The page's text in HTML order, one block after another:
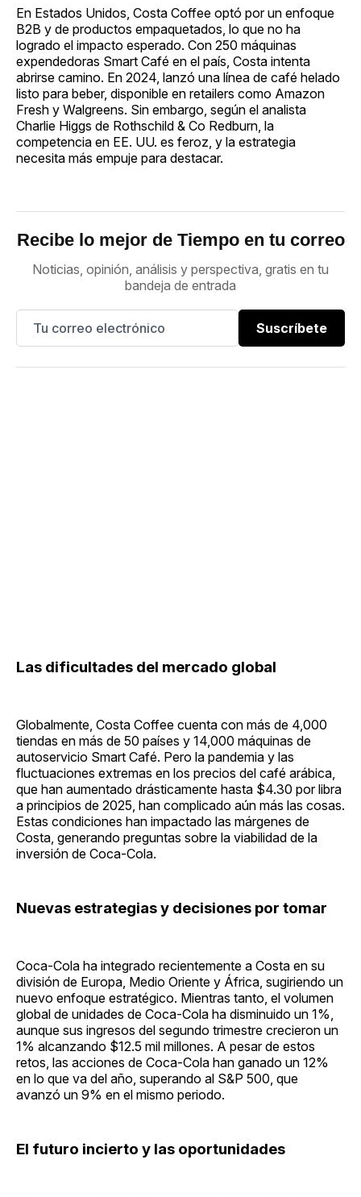
En Estados Unidos, Costa Coffee optó por un enfoque
B2B y de productos empaquetados, lo que no ha
logrado el impacto esperado. Con 250 máquinas
expendedoras Smart Café en el país, Costa intenta
abrirse camino. En 2024, lanzó una línea de café helado
listo para beber, disponible en retailers como Amazon
Fresh y Walgreens. Sin embargo, según el analista
Charlie Higgs de Rothschild & Co Redburn, la
competencia en EE. UU. es feroz, y la estrategia
necesita más empuje para destacar.
Recibe lo mejor de Tiempo en tu correo
Noticias, opinión, análisis y perspectiva, gratis en tu
bandeja de entrada
Suscríbete
Las dificultades del mercado global
Globalmente, Costa Coffee cuenta con más de 4,000
tiendas en más de 50 países y 14,000 máquinas de
autoservicio Smart Café. Pero la pandemia y las
fluctuaciones extremas en los precios del café arábica,
que han aumentado drásticamente hasta $4.30 por libra
a principios de 2025, han complicado aún más las cosas.
Estas condiciones han impactado las márgenes de
Costa, generando preguntas sobre la viabilidad de la
inversión de Coca-Cola.
Nuevas estrategias y decisiones por tomar
Coca-Cola ha integrado recientemente a Costa en su
división de Europa, Medio Oriente y África, sugiriendo un
nuevo enfoque estratégico. Mientras tanto, el volumen
global de unidades de Coca-Cola ha disminuido un 1%,
aunque sus ingresos del segundo trimestre crecieron un
1% alcanzando $12.5 mil millones. A pesar de estos
retos, las acciones de Coca-Cola han ganado un 12%
en lo que va del año, superando al S&P 500, que
avanzó un 9% en el mismo periodo.
El futuro incierto y las oportunidades